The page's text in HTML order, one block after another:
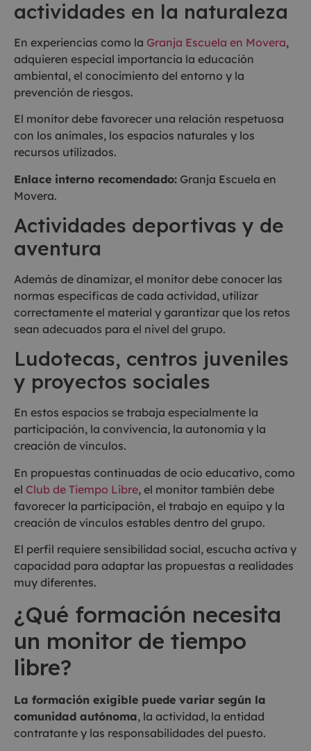
actividades en la naturaleza
En experiencias como la Granja Escuela en Movera,
adquieren especial importancia la educación
ambiental, el conocimiento del entorno y la
prevención de riesgos.
El monitor debe favorecer una relación respetuosa
con los animales, los espacios naturales y los
recursos utilizados.
Enlace interno recomendado: Granja Escuela en
Movera.
Actividades deportivas y de
aventura
Además de dinamizar, el monitor debe conocer las
normas específicas de cada actividad, utilizar
correctamente el material y garantizar que los retos
sean adecuados para el nivel del grupo.
Ludotecas, centros juveniles
y proyectos sociales
En estos espacios se trabaja especialmente la
participación, la convivencia, la autonomía y la
creación de vínculos.
En propuestas continuadas de ocio educativo, como
el Club de Tiempo Libre, el monitor también debe
favorecer la participación, el trabajo en equipo y la
creación de vínculos estables dentro del grupo.
El perfil requiere sensibilidad social, escucha activa y
capacidad para adaptar las propuestas a realidades
muy diferentes.
¿Qué formación necesita
un monitor de tiempo
libre?
La formación exigible puede variar según la
comunidad autónoma, la actividad, la entidad
contratante y las responsabilidades del puesto.